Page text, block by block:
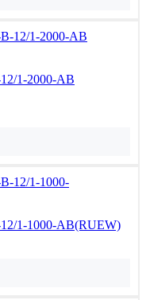
1-2000-AB
1-1000-AB(RUEW)